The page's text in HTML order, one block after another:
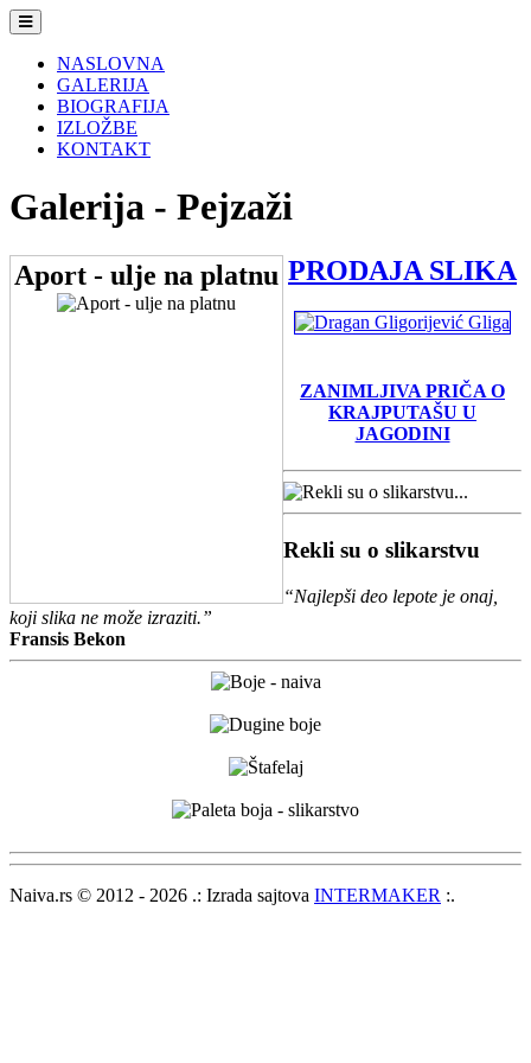
Navigacija
NASLOVNA
GALERIJA
BIOGRAFIJA
IZLOŽBE
KONTAKT
Galerija - Pejzaži
Aport - ulje na platnu PRODAJA SLIKA
ZANIMLJIVA PRIČA O
KRAJPUTAŠU U
JAGODINI
Rekli su o slikarstvu
“Najlepši deo lepote je onaj,
koji slika ne može izraziti.”
Fransis Bekon
Naiva.rs © 2012 - 2026 .: Izrada sajtova INTERMAKER :.